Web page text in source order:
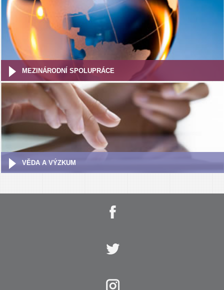
MEZINÁRODNÍ SPOLUPRÁCE
VĚDA A VÝZKUM